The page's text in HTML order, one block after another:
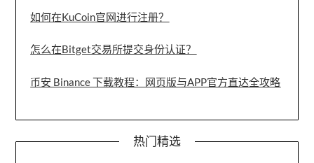
如何在KuCoin官网进行注册？
怎么在Bitget交易所提交身份认证？
币安 Binance 下载教程：网页版与APP官方直达全攻略
热门精选